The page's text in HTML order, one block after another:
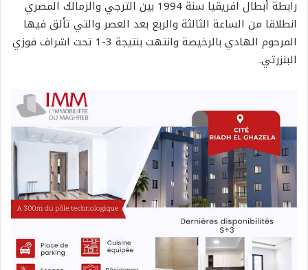
رابطة أبطال افريقيا سنة 1994 بين الترجي والزمالك المصري
انطلاقا من الساعة الثالثة والربع بعد العصر والتي تألق فيها
المرحوم الهادي بالرخيصة وانتهت بنتيجة 3-1 تحت اشراف فوزي
البنزرتي.